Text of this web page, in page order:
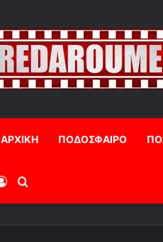
ΑΡΧΙΚΗ ΠΟΔΟΣΦΑΙΡΟ
Log InΑναζήτηση